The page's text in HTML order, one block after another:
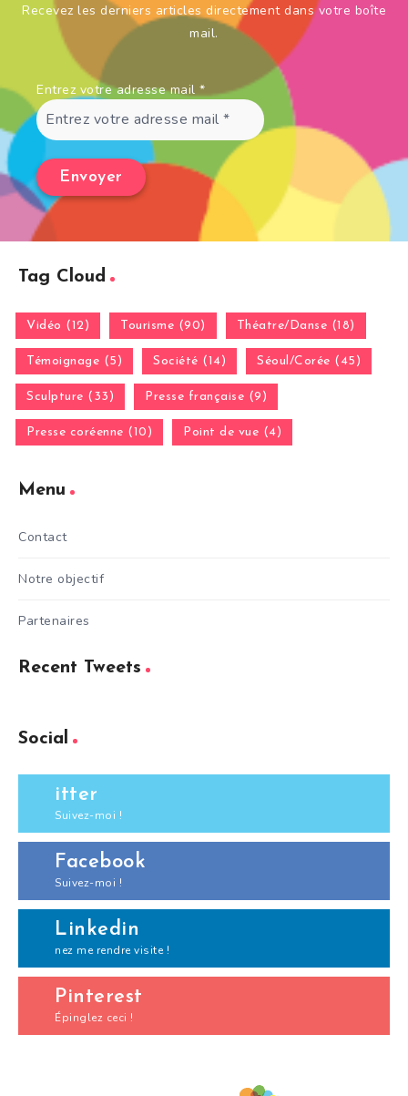
Recevez les derniers articles directement dans votre boîte
mail.
Entrez votre adresse mail *
Tag Cloud
Vidéo (12) Tourisme (90) Théatre/Danse (18)
Témoignage (5) Société (14) Séoul/Corée (45)
Sculpture (33) Presse française (9)
Presse coréenne (10) Point de vue (4)
Menu
Contact
Notre objectif
Partenaires
Recent Tweets
Social
itter
Suivez-moi !
Facebook
Suivez-moi !
Linkedin
nez me rendre visite !
Pinterest
Épinglez ceci !